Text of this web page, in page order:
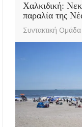
Χαλκιδική:
παραλία της
Συντακτική